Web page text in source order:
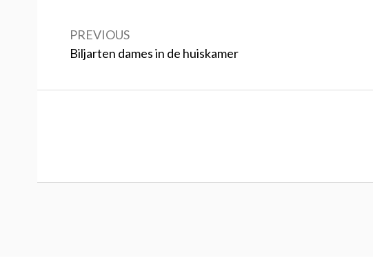
navigatie
PREVIOUS
Previous:
Biljarten dames in de huiskamer